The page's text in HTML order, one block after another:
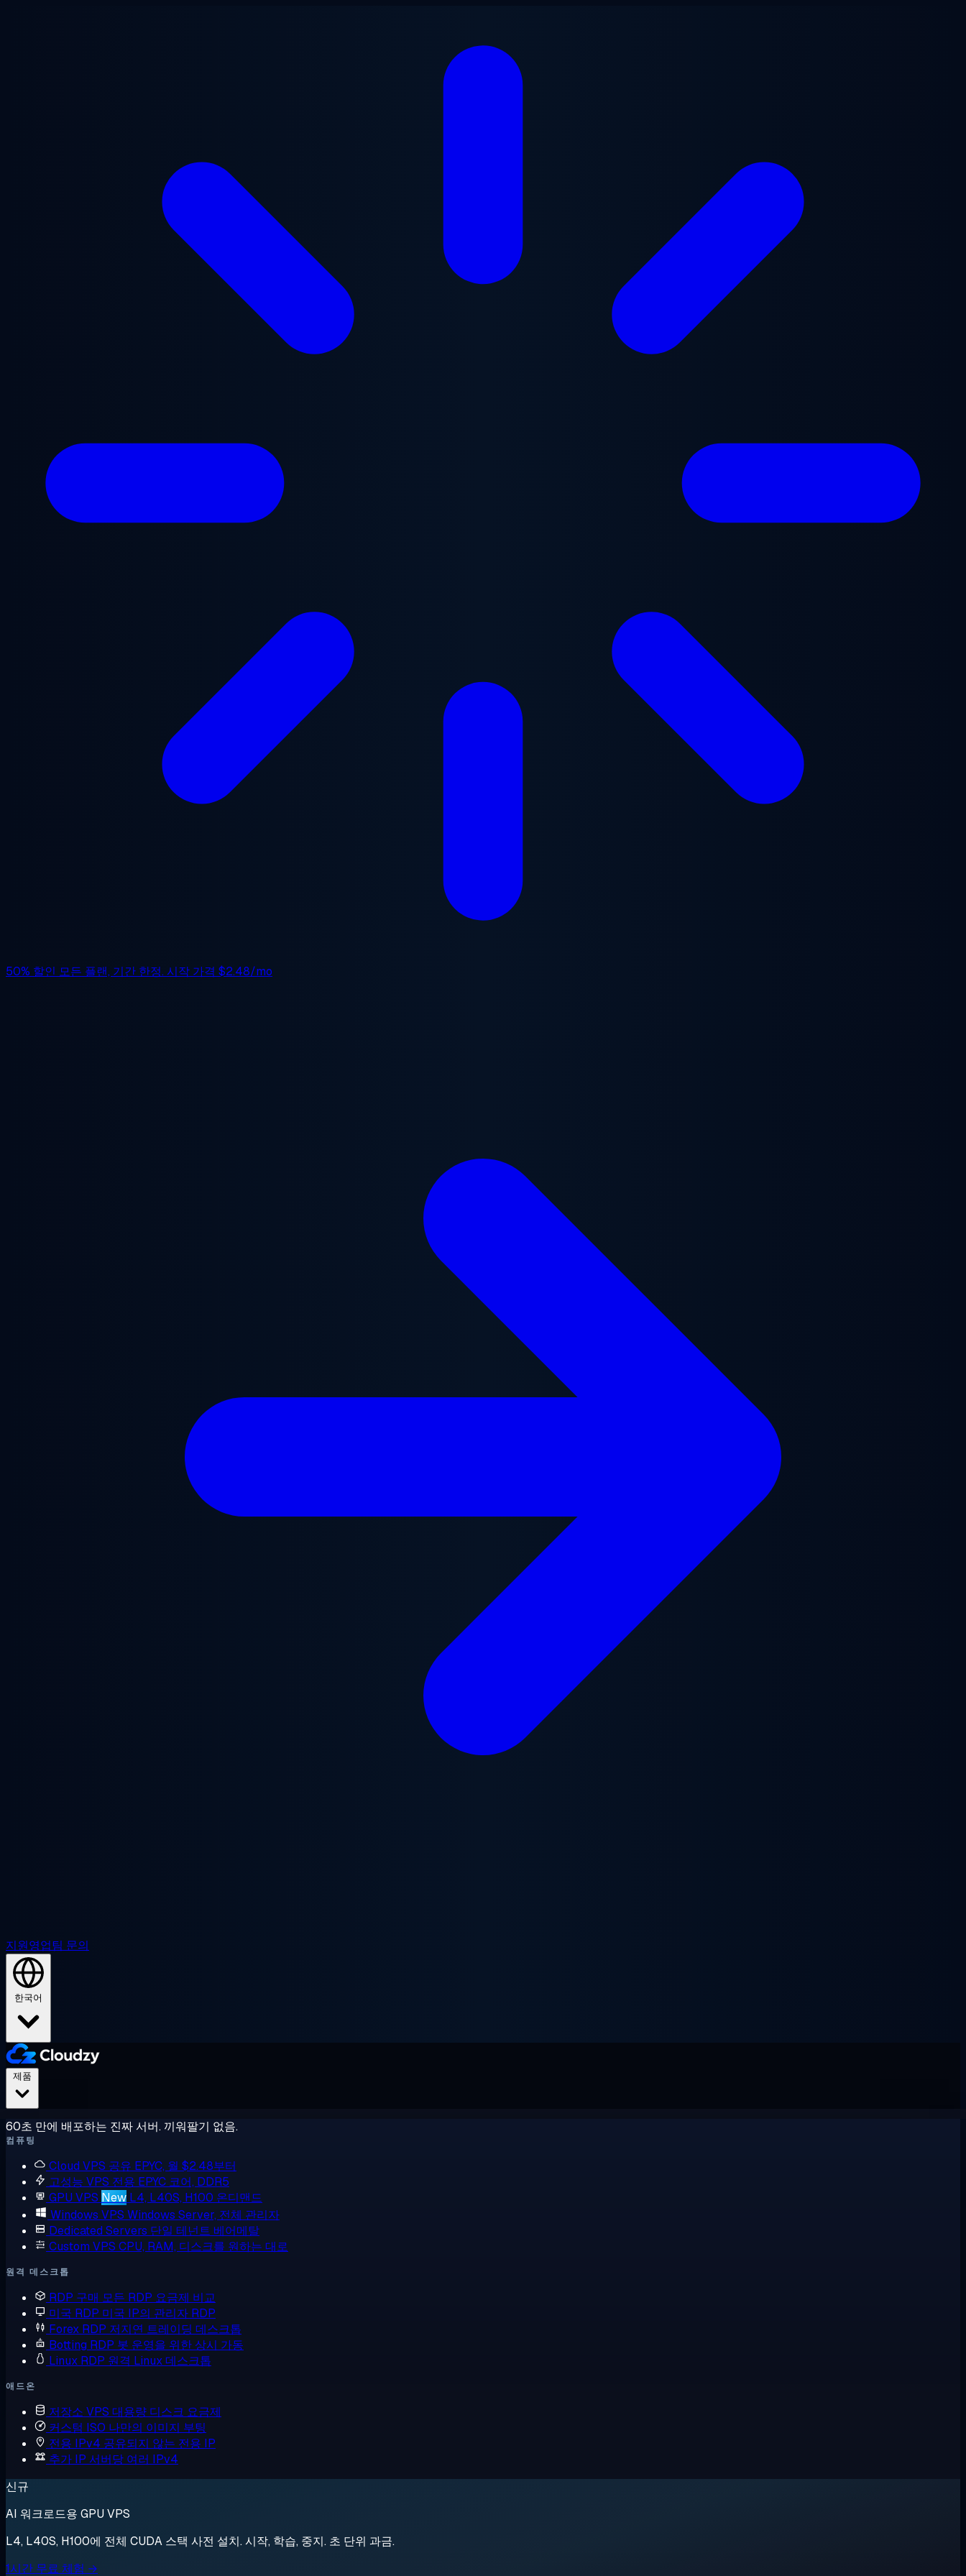
50% 할인 모든 플랜, 기간 한정. 시작 가격 $2.48/mo
지원영업팀 문의
한국어
60초 만에 배포하는 진짜 서버. 끼워팔기 없음.
컴퓨팅
Cloud VPS 공유 EPYC, 월 $2.48부터
고성능 VPS 전용 EPYC 코어, DDR5
GPU VPS New L4, L40S, H100 온디맨드
Windows VPS Windows Server, 전체 관리자
Dedicated Servers 단일 테넌트 베어메탈
Custom VPS CPU, RAM, 디스크를 원하는 대로
원격 데스크톱
RDP 구매 모든 RDP 요금제 비교
미국 RDP 미국 IP의 관리자 RDP
Forex RDP 저지연 트레이딩 데스크톱
Botting RDP 봇 운영을 위한 상시 가동
Linux RDP 원격 Linux 데스크톱
애드온
저장소 VPS 대용량 디스크 요금제
커스텀 ISO 나만의 이미지 부팅
전용 IPv4 공유되지 않는 전용 IP
추가 IP 서버당 여러 IPv4
신규
AI 워크로드용 GPU VPS
L4, L40S, H100에 전체 CUDA 스택 사전 설치. 시작, 학습, 중지. 초 단위 과금.
1시간 무료 체험 →